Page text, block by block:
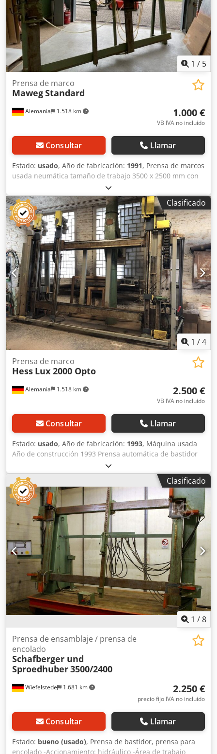
1 / 5
Alemania 1.518 km
Prensa de marco
MawegStandard
1.000 €
VB IVA no incluído
Consultar Llamar
Estado: usado, Año de fabricación: 1991, Prensa de marcos
usada neumática tamaño de trabajo 3500 x 2500 mm con
viga de presión central precisión angular absoluta sin
corrección Cedpfxsw I Un Ro Afperf altura de trabajo
cómoda gracias al ajuste de todas las esquinas de
prensado accionamiento de los cilindros de trabajo
mediante 2 válvulas de aire comprimido todas las
esquinas de presión son ajustables la presión es ajustable
de 0-15 bar Disponibilidad: a corto plazo Ubicación de
almacén: Röllbach
Clasificado
1 /4
Alemania 1.518 km
Prensa de marco
Hess Lux 2000 Opto
2.500 €
VB IVA no incluído
Consultar Llamar
Estado: usado, Año de fabricación: 1993, Máquina usada
Año de construcción 1993 Prensa automática de bastidor
Área de trabajo 3550 x 2400/2600 mm Rango de presión
120 bar Presión por 21000 N/kp Carrera del cilindro
vertical 250 mm, horizontal 20 u 80 mm Control automático
Crsdpfx Ajw I Ui Usfpsf Conexión eléctrica con barra de
media presión Equipamiento especial: Impulso "Prensa
abierta" Dispositivo de posicionamiento vertical Dispositivo
de nivelación de anchura para 1 MB 1 cilindro de presión
horizontal adicional Compensación del peso del muelle
Cuerda de tracción del dispositivo de seguridad laboral
Dimensiones de instalación 5150 x 1500 x 3340 mm Peso
2500 kg Conexión eléctrica 3,5 kW Conexión de aire
comprimido R 3/8" máx. 8 bar Disponibilidad: a corto plazo
Ubicación: Röllbach
Clasificado
1 /8
Wiefelstede 1.681 km
Prensa de ensamblaje / prensa de
encolado
Schafberger und
Sproedhuber3500/2400
2.250 €
precio fijo IVA no incluído
Consultar Llamar
Estado: bueno (usado), Prensa de bastidor, prensa para
encolado -Accionamiento: hidráulico -Área de trabajo